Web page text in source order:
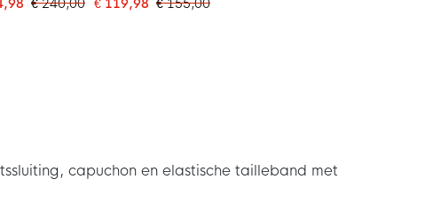
€ 240,00 € 119,98 € 155,00
capuchon en elastische tailleband met